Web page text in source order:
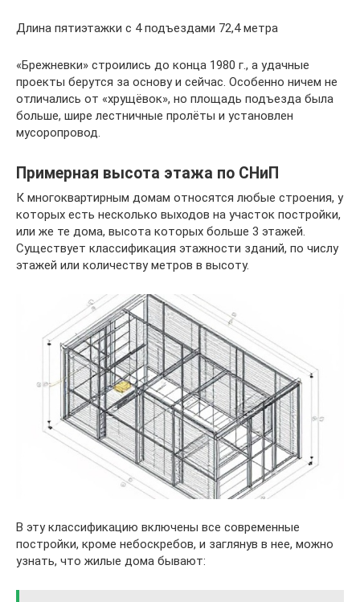
Длина пятиэтажки с 4 подъездами 72,4 метра
«Брежневки» строились до конца 1980 г., а удачные
проекты берутся за основу и сейчас. Особенно ничем не
отличались от «хрущёвок», но площадь подъезда была
больше, шире лестничные пролёты и установлен
мусоропровод.
Примерная высота этажа по СНиП
К многоквартирным домам относятся любые строения, у
которых есть несколько выходов на участок постройки,
или же те дома, высота которых больше 3 этажей.
Существует классификация этажности зданий, по числу
этажей или количеству метров в высоту.
В эту классификацию включены все современные
постройки, кроме небоскребов, и заглянув в нее, можно
узнать, что жилые дома бывают: